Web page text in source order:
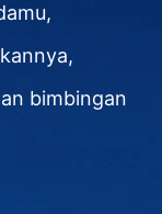
bimbingan